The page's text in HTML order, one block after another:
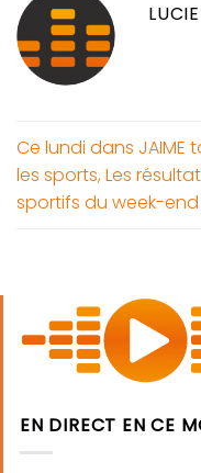
Ce lundi dans JAIME
les sports, Les
sportifs du week-end
EN DIRECT EN CE